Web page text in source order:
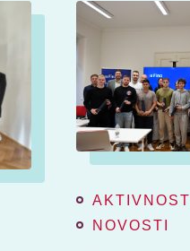
AKTIVNOSTI
NOVOSTI